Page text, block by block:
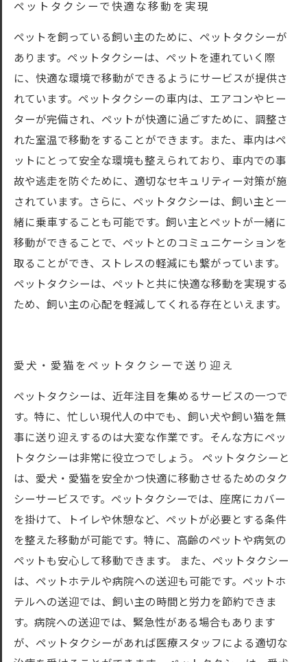
ペットタクシーで快適な移動を実現
ペットを飼っている飼い主のために、ペットタクシーが
あります。ペットタクシーは、ペットを連れていく際
に、快適な環境で移動ができるようにサービスが提供さ
れています。ペットタクシーの車内は、エアコンやヒー
ターが完備され、ペットが快適に過ごすために、調整さ
れた室温で移動をすることができます。また、車内はペ
ットにとって安全な環境も整えられており、車内での事
故や逃走を防ぐために、適切なセキュリティー対策が施
されています。さらに、ペットタクシーは、飼い主と一
緒に乗車することも可能です。飼い主とペットが一緒に
移動ができることで、ペットとのコミュニケーションを
取ることができ、ストレスの軽減にも繋がっています。
ペットタクシーは、ペットと共に快適な移動を実現する
ため、飼い主の心配を軽減してくれる存在といえます。
愛犬・愛猫をペットタクシーで送り迎え
ペットタクシーは、近年注目を集めるサービスの一つで
す。特に、忙しい現代人の中でも、飼い犬や飼い猫を無
事に送り迎えするのは大変な作業です。そんな方にペッ
トタクシーは非常に役立つでしょう。 ペットタクシーと
は、愛犬・愛猫を安全かつ快適に移動させるためのタク
シーサービスです。ペットタクシーでは、座席にカバー
を掛けて、トイレや休憩など、ペットが必要とする条件
を整えた移動が可能です。特に、高齢のペットや病気の
ペットも安心して移動できます。 また、ペットタクシー
は、ペットホテルや病院への送迎も可能です。ペットホ
テルへの送迎では、飼い主の時間と労力を節約できま
す。病院への送迎では、緊急性がある場合もあります
が、ペットタクシーがあれば医療スタッフによる適切な